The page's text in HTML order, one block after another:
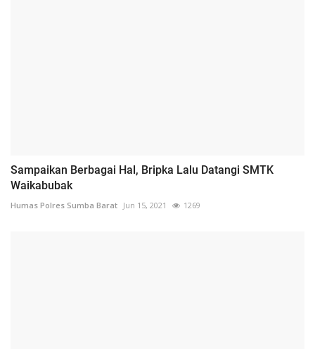
Sampaikan Berbagai Hal, Bripka Lalu Datangi SMTK
Waikabubak
Humas Polres Sumba Barat Jun 15, 2021 1269